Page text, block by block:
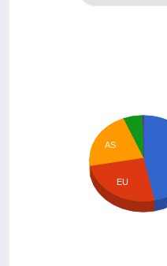
AS
EU